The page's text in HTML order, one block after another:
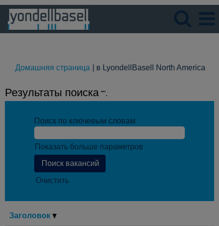
Домашняя страница в LyondellBasell North America
Результаты поиска "".
Поиск по ключевым словам
Показать больше параметров
Очистить
Заголовок